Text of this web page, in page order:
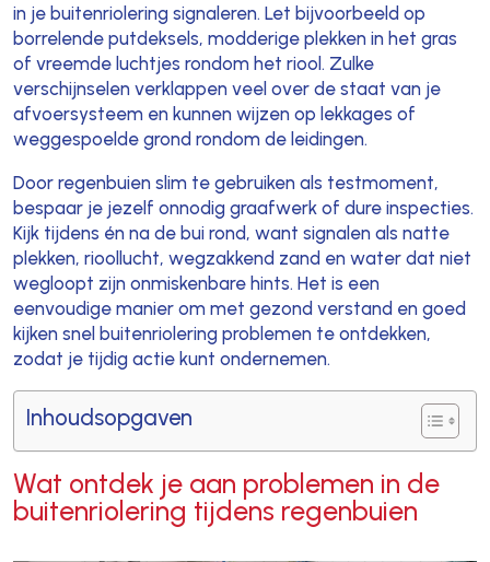
in je buitenriolering signaleren. Let bijvoorbeeld op
borrelende putdeksels, modderige plekken in het gras
of vreemde luchtjes rondom het riool. Zulke
verschijnselen verklappen veel over de staat van je
afvoersysteem en kunnen wijzen op lekkages of
weggespoelde grond rondom de leidingen.
Door regenbuien slim te gebruiken als testmoment,
bespaar je jezelf onnodig graafwerk of dure inspecties.
Kijk tijdens én na de bui rond, want signalen als natte
plekken, rioollucht, wegzakkend zand en water dat niet
wegloopt zijn onmiskenbare hints. Het is een
eenvoudige manier om met gezond verstand en goed
kijken snel buitenriolering problemen te ontdekken,
zodat je tijdig actie kunt ondernemen.
Inhoudsopgaven
Wat ontdek je aan problemen in de
buitenriolering tijdens regenbuien